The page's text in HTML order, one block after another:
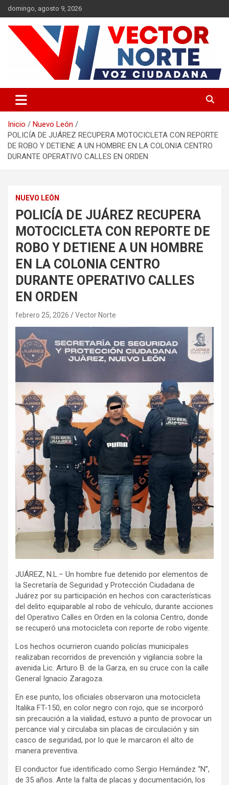
Saltar
al
contenido
domingo, agosto 9, 2026
Vector Norte
Inicio
Nuevo León
POLICÍA DE JUÁREZ RECUPERA MOTOCICLETA CON REPORTE
DE ROBO Y DETIENE A UN HOMBRE EN LA COLONIA CENTRO
DURANTE OPERATIVO CALLES EN ORDEN
NUEVO LEÓN
POLICÍA DE JUÁREZ RECUPERA
MOTOCICLETA CON REPORTE DE
ROBO Y DETIENE A UN HOMBRE
EN LA COLONIA CENTRO
DURANTE OPERATIVO CALLES
EN ORDEN
febrero 25, 2026 Vector Norte
JUÁREZ, N.L.– Un hombre fue detenido por elementos de
la Secretaría de Seguridad y Protección Ciudadana de
Juárez por su participación en hechos con características
del delito equiparable al robo de vehículo, durante acciones
del Operativo Calles en Orden en la colonia Centro, donde
se recuperó una motocicleta con reporte de robo vigente.
Los hechos ocurrieron cuando policías municipales
realizaban recorridos de prevención y vigilancia sobre la
avenida Lic. Arturo B. de la Garza, en su cruce con la calle
General Ignacio Zaragoza.
En ese punto, los oficiales observaron una motocicleta
Italika FT-150, en color negro con rojo, que se incorporó
sin precaución a la vialidad, estuvo a punto de provocar un
percance vial y circulaba sin placas de circulación y sin
casco de seguridad, por lo que le marcaron el alto de
manera preventiva.
El conductor fue identificado como Sergio Hernández “N”,
de 35 años. Ante la falta de placas y documentación, los